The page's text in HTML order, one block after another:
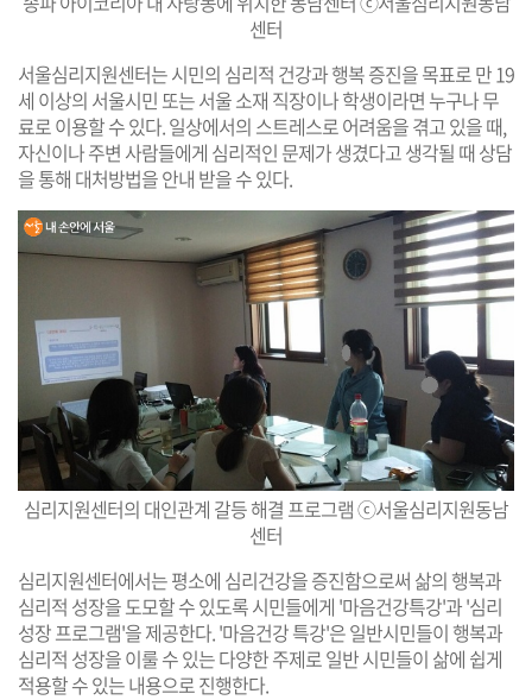
센터
서울심리지원센터는 시민의 심리적 건강과 행복 증진을 목표로 만 19
세 이상의 서울시민 또는 서울 소재 직장이나 학생이라면 누구나 무
료로 이용할 수 있다. 일상에서의 스트레스로 어려움을 겪고 있을 때,
자신이나 주변 사람들에게 심리적인 문제가 생겼다고 생각될 때 상담
을 통해 대처방법을 안내 받을 수 있다.
심리지원센터의 대인관계 갈등 해결 프로그램 ⓒ서울심리지원동남
센터
심리지원센터에서는 평소에 심리건강을 증진함으로써 삶의 행복과
심리적 성장을 도모할 수 있도록 시민들에게 '마음건강특강'과 '심리
성장 프로그램'을 제공한다. '마음건강 특강'은 일반시민들이 행복과
심리적 성장을 이룰 수 있는 다양한 주제로 일반 시민들이 삶에 쉽게
적용할 수 있는 내용으로 진행한다.